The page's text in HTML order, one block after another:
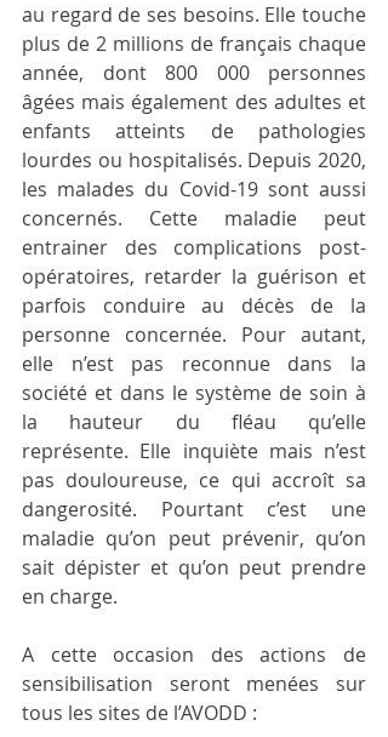
au regard de ses besoins. Elle touche
plus de 2 millions de français chaque
année, dont 800 000 personnes
âgées mais également des adultes et
enfants atteints de pathologies
lourdes ou hospitalisés. Depuis 2020,
les malades du Covid-19 sont aussi
concernés. Cette maladie peut
entrainer des complications post-
opératoires, retarder la guérison et
parfois conduire au décès de la
personne concernée. Pour autant,
elle n’est pas reconnue dans la
société et dans le système de soin à
la hauteur du fléau qu’elle
représente. Elle inquiète mais n’est
pas douloureuse, ce qui accroît sa
dangerosité. Pourtant c’est une
maladie qu’on peut prévenir, qu’on
sait dépister et qu’on peut prendre
en charge.
A cette occasion des actions de
sensibilisation seront menées sur
tous les sites de l’AVODD :